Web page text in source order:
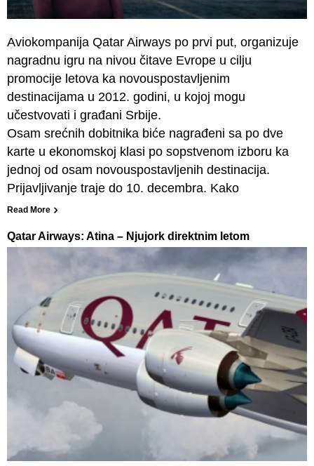
Aviokompanija Qatar Airways po prvi put, organizuje
nagradnu igru na nivou čitave Evrope u cilju
promocije letova ka novouspostavljenim
destinacijama u 2012. godini, u kojoj mogu
učestvovati i građani Srbije.
Osam srećnih dobitnika biće nagrađeni sa po dve
karte u ekonomskoj klasi po sopstvenom izboru ka
jednoj od osam novouspostavljenih destinacija.
Prijavljivanje traje do 10. decembra. Kako
Read More
Qatar Airways: Atina – Njujork direktnim letom